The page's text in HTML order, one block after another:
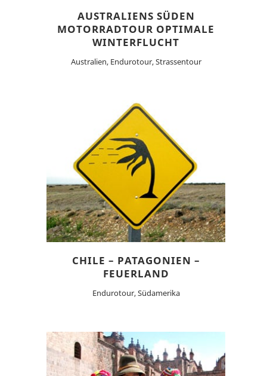
AUSTRALIENS SÜDEN
MOTORRADTOUR OPTIMALE
WINTERFLUCHT
Australien, Endurotour, Strassentour
CHILE – PATAGONIEN –
FEUERLAND
Endurotour, Südamerika